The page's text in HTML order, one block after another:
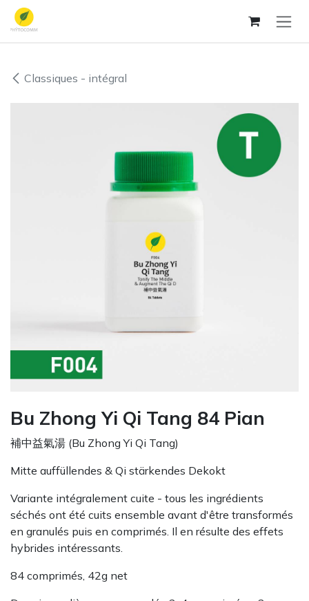
Se rendre au contenu
Classiques - intégral
Bu Zhong Yi Qi Tang 84 Pian
補中益氣湯 (Bu Zhong Yi Qi Tang)
Mitte auffüllendes & Qi stärkendes Dekokt
Variante intégralement cuite - tous les ingrédients
séchés ont été cuits ensemble avant d'être transformés
en granulés puis en comprimés. Il en résulte des effets
hybrides intéressants.
84 comprimés, 42g net